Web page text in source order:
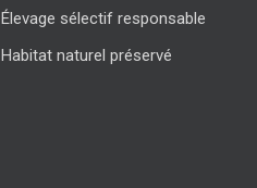
Élevage sélectif responsable
Habitat naturel préservé